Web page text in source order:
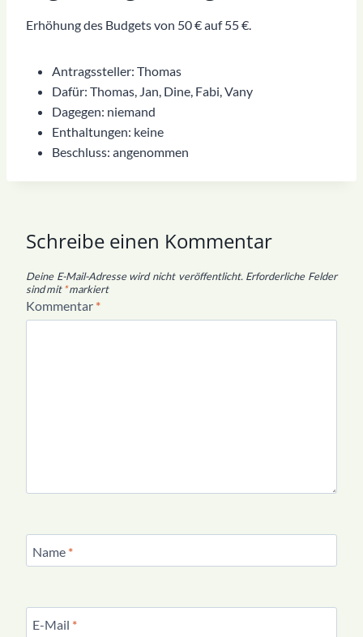
Erhöhung des Budgets von 50 € auf 55 €.
Antragssteller: Thomas
Dafür: Thomas, Jan, Dine, Fabi, Vany
Dagegen: niemand
Enthaltungen: keine
Beschluss: angenommen
Schreibe einen Kommentar
Deine E-Mail-Adresse wird nicht veröffentlicht. Erforderliche Felder
sind mit*markiert
Kommentar *
Name *
E-Mail *